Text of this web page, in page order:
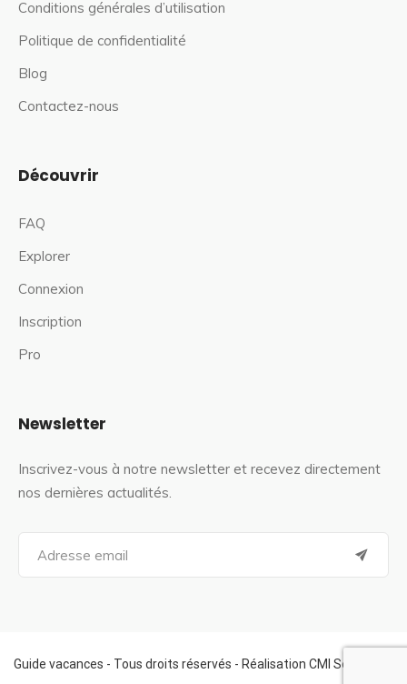
Conditions générales d’utilisation
Politique de confidentialité
Blog
Contactez-nous
Découvrir
FAQ
Explorer
Connexion
Inscription
Pro
Newsletter
Inscrivez-vous à notre newsletter et recevez directement
nos dernières actualités.
a
f
o
Guide vacances - Tous droits réservés - Réalisation CMI Services